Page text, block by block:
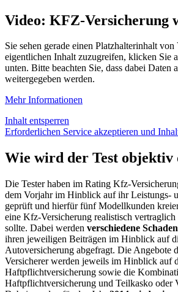
Video: KFZ-Versicherung
Sie sehen gerade einen Platzhalterinhalt von
eigentlichen Inhalt zuzugreifen, klicken Sie
unten. Bitte beachten Sie, dass dabei Daten
weitergegeben werden.
Mehr Informationen
Inhalt entsperren
Erforderlichen Service akzeptieren und
Wie wird der Test objektiv
Die Tester haben im Rating Kfz-
dem Vorjahr im Hinblick auf ihr Leistungs-
geprüft und hierfür fünf Modellkunden
eine Kfz-Versicherung realistisch
sollte. Dabei werden verschiedene
ihren jeweiligen Beiträgen im Hinblick auf
Autoversicherung abgefragt. Die Angebote
Versicherer werden jeweils im Hinblick auf
Haftpflichtversicherung sowie die
Haftpflichtversicherung und Teilkasko oder